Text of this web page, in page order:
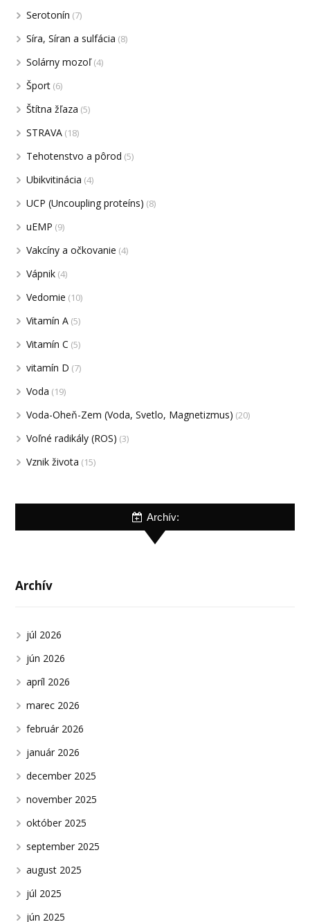
Serotonín (7)
Síra, Síran a sulfácia (8)
Solárny mozoľ(4)
Šport (6)
Štítna žľaza (5)
STRAVA (18)
Tehotenstvo a pôrod (5)
Ubikvitinácia (4)
UCP (Uncoupling proteíns) (8)
uEMP (9)
Vakcíny a očkovanie (4)
Vápnik (4)
Vedomie (10)
Vitamín A (5)
Vitamín C (5)
vitamín D (7)
Voda (19)
Voda-Oheň-Zem (Voda, Svetlo, Magnetizmus) (20)
Voľné radikály (ROS) (3)
Vznik života (15)
Archív:
Archív
júl 2026
jún 2026
apríl 2026
marec 2026
február 2026
január 2026
december 2025
november 2025
október 2025
september 2025
august 2025
júl 2025
jún 2025